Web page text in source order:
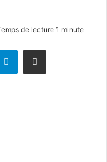
de lecture 1 minute
Telegram